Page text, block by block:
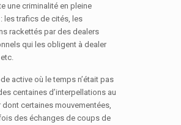
une criminalité en pleine
les trafics de cités, les
rackettés par des dealers
qui les obligent à dealer
active où le temps n’était pas
centaines d’interpellations au
certaines mouvementées,
des échanges de coups de